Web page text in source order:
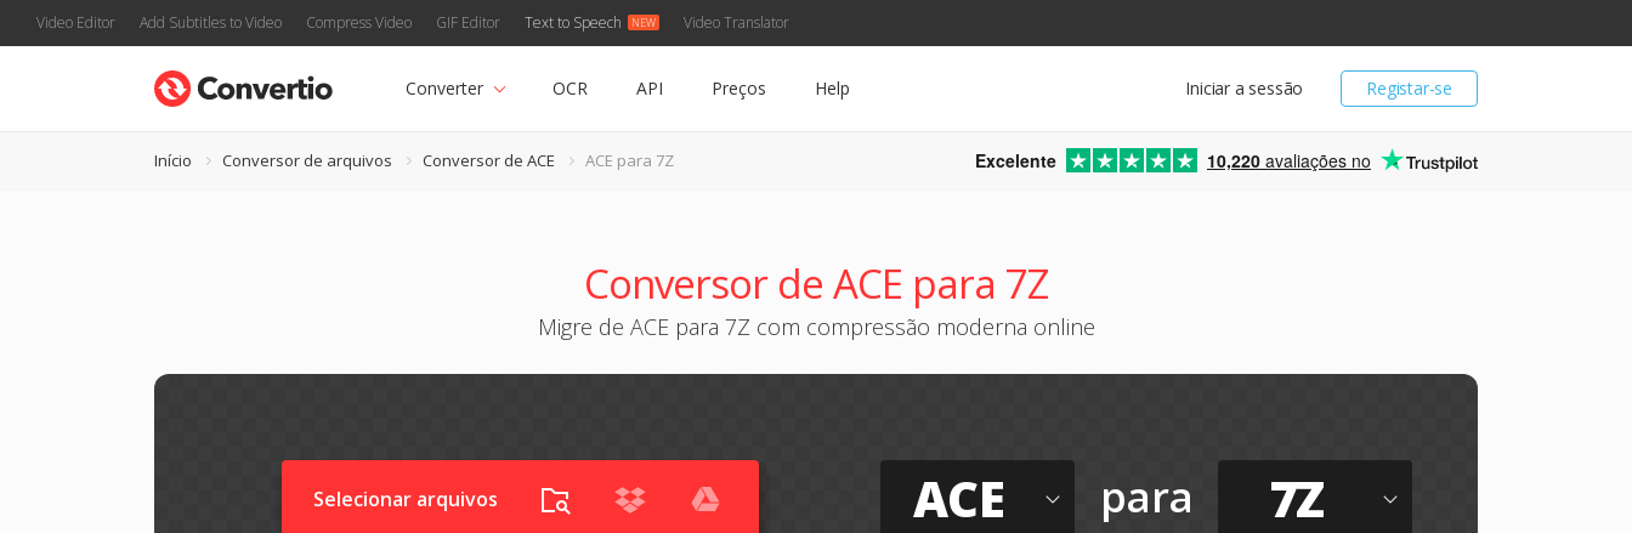
Video Editor Add Subtitles to Video Compress Video GIF Editor Text to Speech Video Translator
Registar-se
Iniciar a sessão
Converter OCR API Preços Help
Início Conversor de arquivos Conversor de ACE ACE para 7Z Excelente 10,220 avaliações no
Conversor de ACE para 7Z
Migre de ACE para 7Z com compressão moderna online
Selecionar arquivos ACE para 7Z